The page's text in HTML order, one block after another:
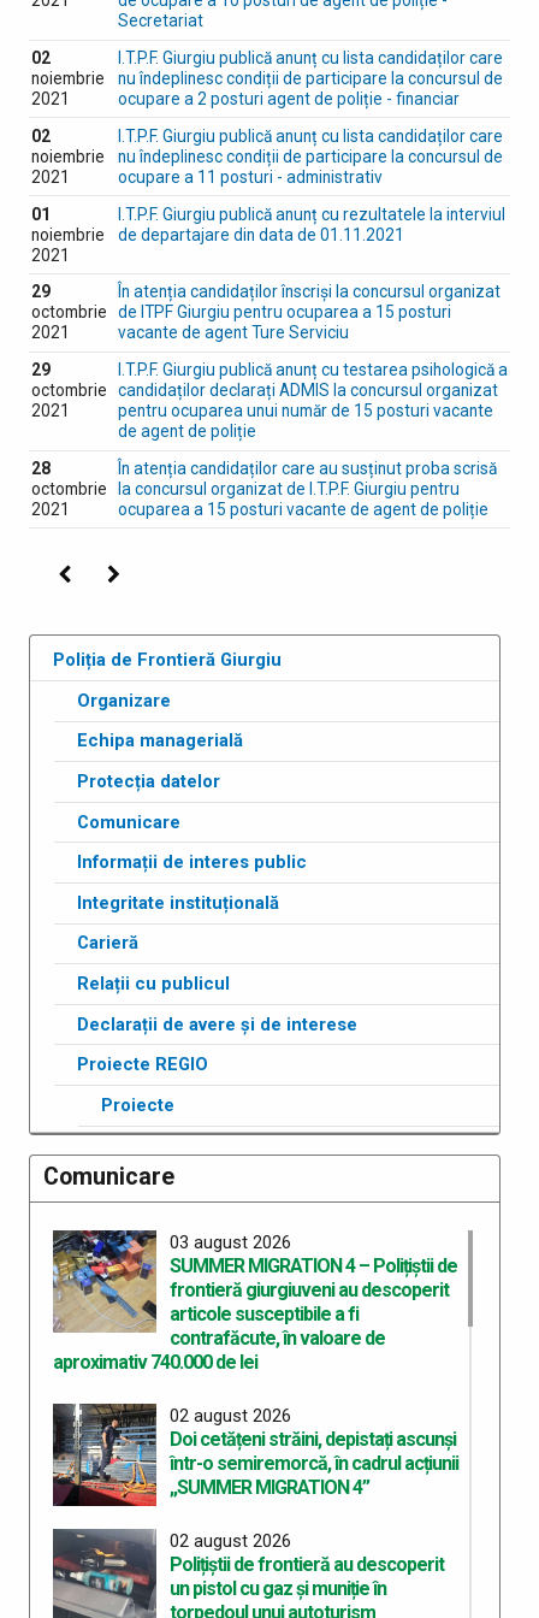
Secretariat
02
noiembrie
2021
I.T.P.F. Giurgiu publică anunț cu lista candidaților care
nu îndeplinesc condiții de participare la concursul de
ocupare a 2 posturi agent de poliție - financiar
02
noiembrie
2021
I.T.P.F. Giurgiu publică anunț cu lista candidaților care
nu îndeplinesc condiții de participare la concursul de
ocupare a 11 posturi - administrativ
01
noiembrie
2021
I.T.P.F. Giurgiu publică anunț cu rezultatele la interviul
de departajare din data de 01.11.2021
29
octombrie
2021
În atenția candidaților înscriși la concursul organizat
de ITPF Giurgiu pentru ocuparea a 15 posturi
vacante de agent Ture Serviciu
29
octombrie
2021
I.T.P.F. Giurgiu publică anunț cu testarea psihologică a
candidaților declarați ADMIS la concursul organizat
pentru ocuparea unui număr de 15 posturi vacante
de agent de poliție
28
octombrie
2021
În atenția candidaților care au susținut proba scrisă
la concursul organizat de I.T.P.F. Giurgiu pentru
ocuparea a 15 posturi vacante de agent de poliție
Precedenta
Poliția de Frontieră Giurgiu
Organizare
Echipa managerială
Protecția datelor
Comunicare
Informații de interes public
Integritate instituțională
Carieră
Relații cu publicul
Declarații de avere și de interese
Proiecte REGIO
Proiecte
Comunicare
03 august 2026
SUMMER MIGRATION 4 – Polițiștii de
frontieră giurgiuveni au descoperit
articole susceptibile a fi
contrafăcute, în valoare de
aproximativ 740.000 de lei
02 august 2026
Doi cetățeni străini, depistați ascunși
într-o semiremorcă, în cadrul acțiunii
„SUMMER MIGRATION 4”
02 august 2026
Polițiștii de frontieră au descoperit
un pistol cu gaz și muniție în
torpedoul unui autoturism